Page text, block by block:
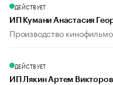
ДЕЙСТВУЕТ
ИП Кумани Анастасия
Производство
ДЕЙСТВУЕТ
ИП Лякин Артем